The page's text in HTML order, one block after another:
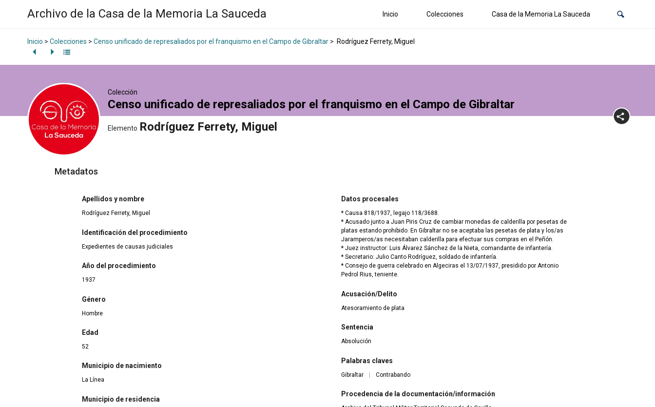
Archivo de la Casa de la Memoria La Sauceda Inicio Colecciones Casa de la Memoria La Sauceda
Inicio > Colecciones > Censo unificado de represaliados por el franquismo en el Campo de Gibraltar > Rodríguez Ferrety, Miguel
Colección
Censo unificado de represaliados por el franquismo en el Campo de Gibraltar
Elemento Rodríguez Ferrety, Miguel
Metadatos
Apellidos y nombre
Rodríguez Ferrety, Miguel
Identificación del procedimiento
Expedientes de causas judiciales
Año del procedimiento
1937
Género
Hombre
Edad
52
Municipio de nacimiento
La Línea
Municipio de residencia
Datos procesales
* Causa 818/1937, legajo 118/3688.
* Acusado junto a Juan Piris Cruz de cambiar monedas de calderilla por pesetas de
platas estando prohibido. En Gibraltar no se aceptaba las pesetas de plata y los/as
Jaramperos/as necesitaban calderilla para efectuar sus compras en el Peñón.
* Juez instructor: Luis Álvarez Sánchez de la Nieta, comandante de infantería.
* Secretario: Julio Canto Rodríguez, soldado de infantería.
* Consejo de guerra celebrado en Algeciras el 13/07/1937, presidido por Antonio
Pedrol Rius, teniente.
Acusación/Delito
Atesoramiento de plata
Sentencia
Absolución
Palabras claves
Gibraltar | Contrabando
Procedencia de la documentación/información